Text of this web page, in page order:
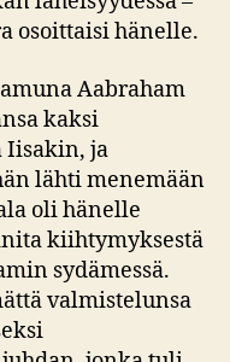
osoittaisi hänelle.
Aabraham
kaksi
Iisakin, ja
lähti menemään
oli hänelle
kiihtymyksestä
sydämessä.
valmistelunsa